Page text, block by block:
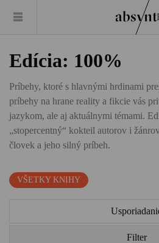
Edícia: 100%
Príbehy, ktoré s hlavnými hrdinami
príbehy na hrane reality a fikcie vás
jazykom, ale aj aktuálnymi témami.
„stopercentný“ kokteil autorov i
človek a jeho silný príbeh.
VŠETKY KNIHY
Filter